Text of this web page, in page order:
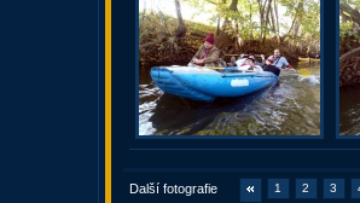
Další fotografie 1 2 3